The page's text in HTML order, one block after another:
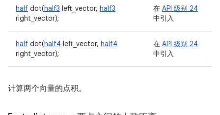
half dot(half3 left_vector, half3
right_vector);
在 API 级别 24
中引入
half dot(half4 left_vector, half4
right_vector);
在 API 级别 24
中引入
计算两个向量的点积。